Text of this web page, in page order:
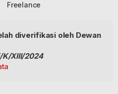
Freelance
diverifikasi oleh Dewan
K/XIII/2024